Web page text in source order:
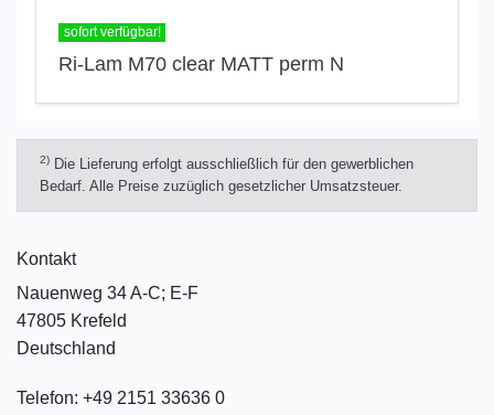
sofort verfügbar!
Ri-Lam M70 clear MATT perm N
2) Die Lieferung erfolgt ausschließlich für den gewerblichen
Bedarf. Alle Preise zuzüglich gesetzlicher Umsatzsteuer.
Kontakt
Nauenweg 34 A-C; E-F
47805 Krefeld
Deutschland
Telefon: +49 2151 33636 0